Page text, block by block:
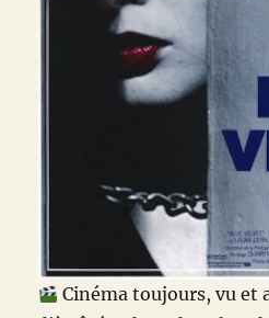
Cinéma toujours, vu et